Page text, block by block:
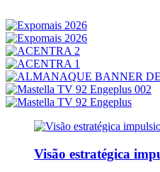
Visão estratégica